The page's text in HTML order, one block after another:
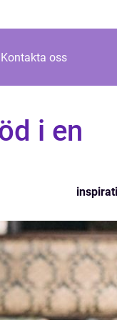
Kontakta oss
i en